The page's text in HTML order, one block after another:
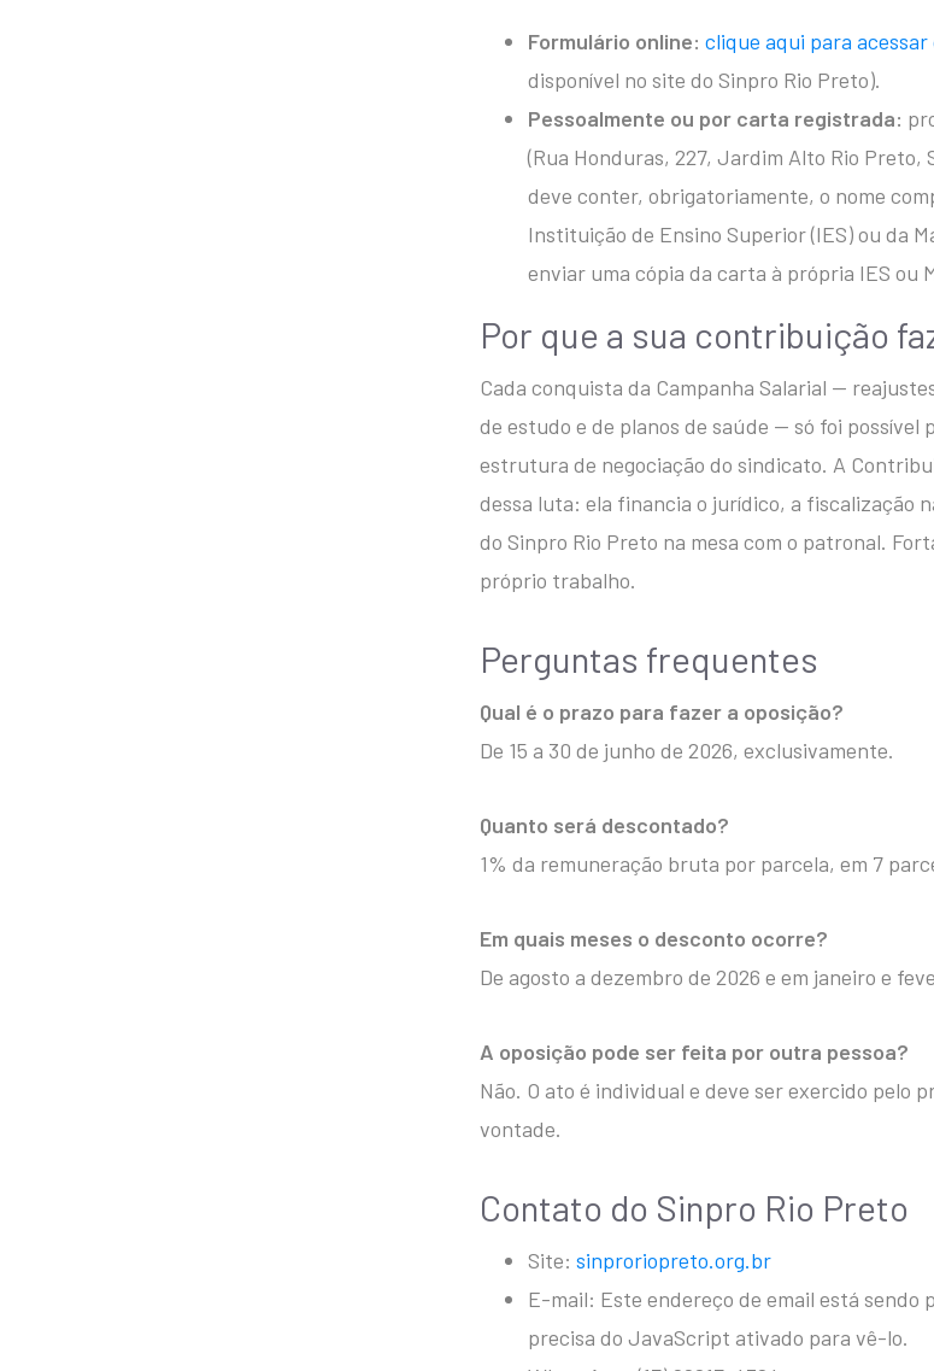
Formulário online: clique aqui para
disponível no site do Sinpro Rio Preto).
Pessoalmente ou por carta registrada:
(Rua Honduras, 227, Jardim Alto Rio Preto,
deve conter, obrigatoriamente, o nome
Instituição de Ensino Superior (IES) ou da
enviar uma cópia da carta à própria IES ou
Por que a sua contribuição
Cada conquista da Campanha Salarial —
de estudo e de planos de saúde — só foi
estrutura de negociação do sindicato. A
dessa luta: ela financia o jurídico, a fiscalização
do Sinpro Rio Preto na mesa com o patronal.
próprio trabalho.
Perguntas frequentes
Qual é o prazo para fazer a oposição?
De 15 a 30 de junho de 2026, exclusivamente.
Quanto será descontado?
1% da remuneração bruta por parcela, em 7
Em quais meses o desconto ocorre?
De agosto a dezembro de 2026 e em janeiro e
A oposição pode ser feita por outra pessoa?
Não. O ato é individual e deve ser exercido pelo
vontade.
Contato do Sinpro Rio Preto
Site: sinproriopreto.org.br
E-mail: Este endereço de email está sendo
precisa do JavaScript ativado para vê-lo.